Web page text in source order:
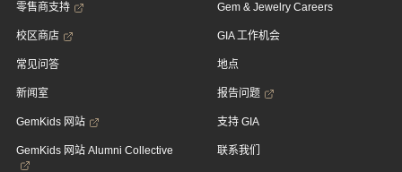
零售商支持
校区商店
常见问答
新闻室
GemKids 网站
GemKids 网站 Alumni Collective
Gem & Jewelry Careers
GIA 工作机会
地点
报告问题
支持 GIA
联系我们